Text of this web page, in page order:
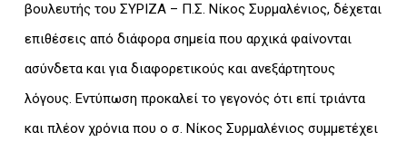
βουλευτής του ΣΥΡΙΖΑ – Π.Σ. Νίκος Συρμαλένιος, δέχεται
επιθέσεις από διάφορα σημεία που αρχικά φαίνονται
ασύνδετα και για διαφορετικούς και ανεξάρτητους
λόγους. Εντύπωση προκαλεί το γεγονός ότι επί τριάντα
και πλέον χρόνια που ο σ. Νίκος Συρμαλένιος συμμετέχει